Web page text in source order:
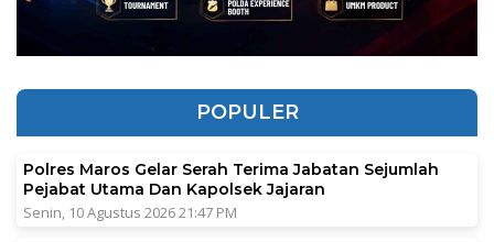
POPULER
Polres Maros Gelar Serah Terima Jabatan Sejumlah
Pejabat Utama Dan Kapolsek Jajaran
Senin, 10 Agustus 2026 21:47 PM